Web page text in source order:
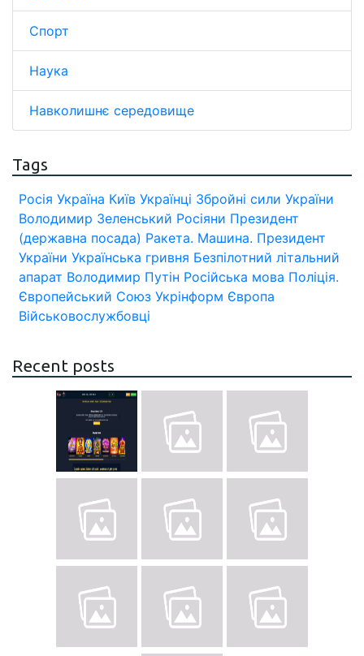
Спорт
Наука
Навколишнє середовище
Tags
Росія Україна Київ Українці Збройні сили України
Володимир Зеленський Росіяни Президент
(державна посада) Ракета. Машина. Президент
України Українська гривня Безпілотний літальний
апарат Володимир Путін Російська мова Поліція.
Європейський Союз Укрінформ Європа
Військовослужбовці
Recent posts